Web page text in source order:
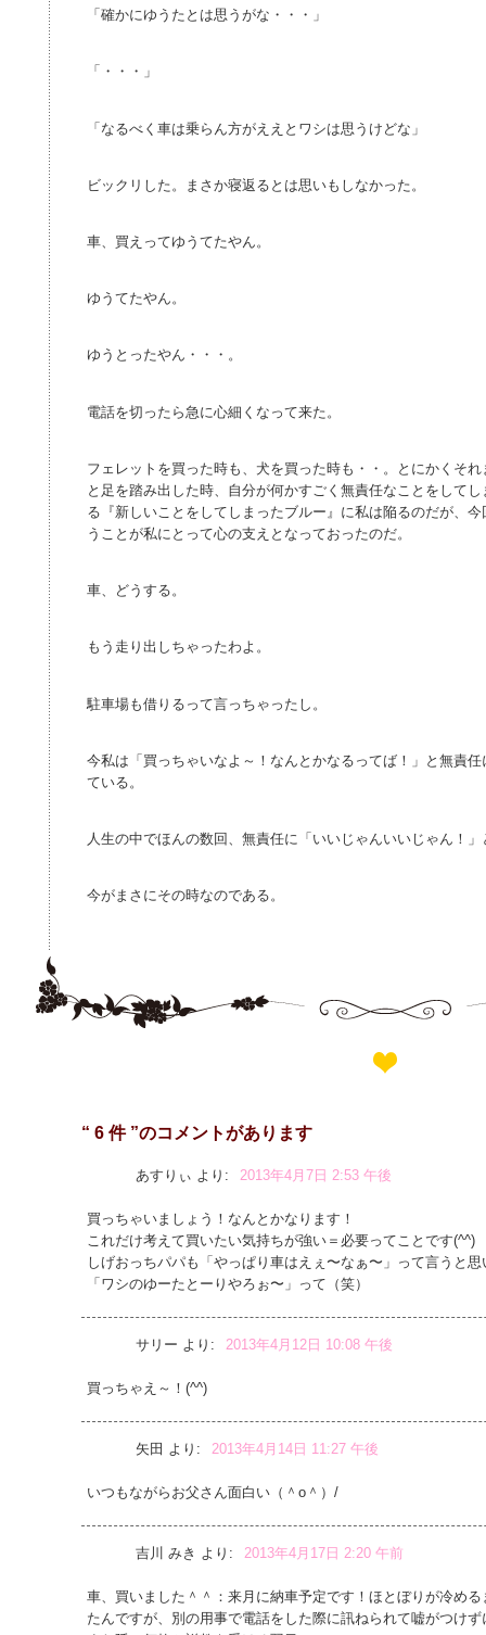
「確かにゆうたとは思うがな・・・」
「・・・」
「なるべく車は乗らん方がええとワシは思うけどな」
ビックリした。まさか寝返るとは思いもしなかった。
車、買えってゆうてたやん。
ゆうてたやん。
ゆうとったやん・・・。
電話を切ったら急に心細くなって来た。
フェレットを買った時も、犬を買った時も・・。とにかくそ
と足を踏み出した時、自分が何かすごく無責任なことをして
る『新しいことをしてしまったブルー』に私は陥るのだが、
うことが私にとって心の支えとなっておったのだ。
車、どうする。
もう走り出しちゃったわよ。
駐車場も借りるって言っちゃったし。
今私は「買っちゃいなよ～！なんとかなるってば！」と無責
ている。
人生の中でほんの数回、無責任に「いいじゃんいいじゃん！
今がまさにその時なのである。
“ 6 件 ”のコメントがあります
あすりぃ より: 2013年4月7日 2:53 午後
買っちゃいましょう！なんとかなります！
これだけ考えて買いたい気持ちが強い＝必要ってことです(^^)
しげおっちパパも「やっぱり車はえぇ〜なぁ〜」って言うと思
「ワシのゆーたとーりやろぉ〜」って（笑）
サリー より: 2013年4月12日 10:08 午後
買っちゃえ～！(^^)
矢田 より: 2013年4月14日 11:27 午後
いつもながらお父さん面白い（＾o＾）/
吉川 みき より: 2013年4月17日 2:20 午前
車、買いました＾＾：来月に納車予定です！ほとぼりが冷め
たんですが、別の用事で電話をした際に訊ねられて嘘がつけ